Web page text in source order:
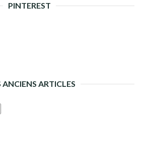
PINTEREST
ANCIENS ARTICLES